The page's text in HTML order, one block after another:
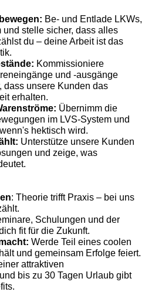
Be- und Entlade LKWs,
und stelle sicher, dass alles
du – deine Arbeit ist das
Kommissioniere
und -ausgänge
dass unsere Kunden das
erhalten.
Übernimm die
im LVS-System und
hektisch wird.
Unterstütze unsere Kunden
und zeige, was
: Theorie trifft Praxis – bei uns
Schulungen und der
fit für die Zukunft.
Werde Teil eines coolen
und gemeinsam Erfolge feiert.
attraktiven
bis zu 30 Tagen Urlaub gibt